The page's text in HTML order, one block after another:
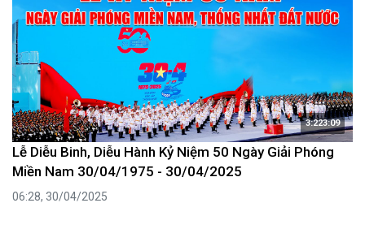
3:223:09
Lễ Diễu Binh, Diễu Hành Kỷ Niệm 50 Ngày Giải Phóng
Miền Nam 30/04/1975 - 30/04/2025
06:28, 30/04/2025